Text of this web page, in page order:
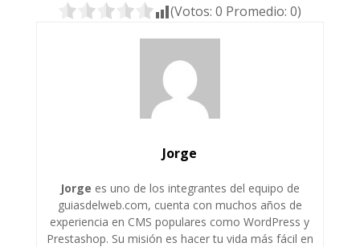
(Votos:0 Promedio:0)
Jorge
Jorge es uno de los integrantes del equipo de
guiasdelweb.com, cuenta con muchos años de
experiencia en CMS populares como WordPress y
Prestashop. Su misión es hacer tu vida más fácil en